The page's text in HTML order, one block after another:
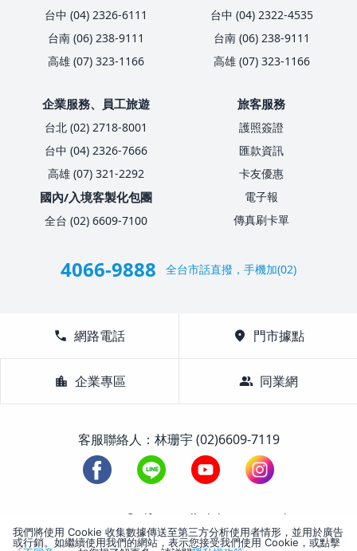
台中 (04) 2326-6111
台南 (06) 238-9111
高雄 (07) 323-1166
台中 (04) 2322-4535
台南 (06) 238-9111
高雄 (07) 323-1166
企業服務、員工旅遊
台北 (02) 2718-8001
台中 (04) 2326-7666
高雄 (07) 321-2292
國內/入境客製化包團
全台 (02) 6609-7100
旅客服務
護照簽證
匯款資訊
卡友優惠
電子報
傳真刷卡單
4066-9888 全台市話直撥，手機加(02)
call 網路電話 location_on 門市據點
location_city 企業專區 group 同業網
客服聯絡人：林珊宇 (02)6609-7119
1988-2026 © Lifetour All Rights Reserved.
我們將使用 Cookie 收集數據傳送至第三方分析使用者情形，並用於廣告
或行銷。如繼續使用我們的網站，表示您接受我們使用 Cookie，或點擊